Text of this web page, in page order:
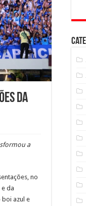
da
a
no
da
boi azul e